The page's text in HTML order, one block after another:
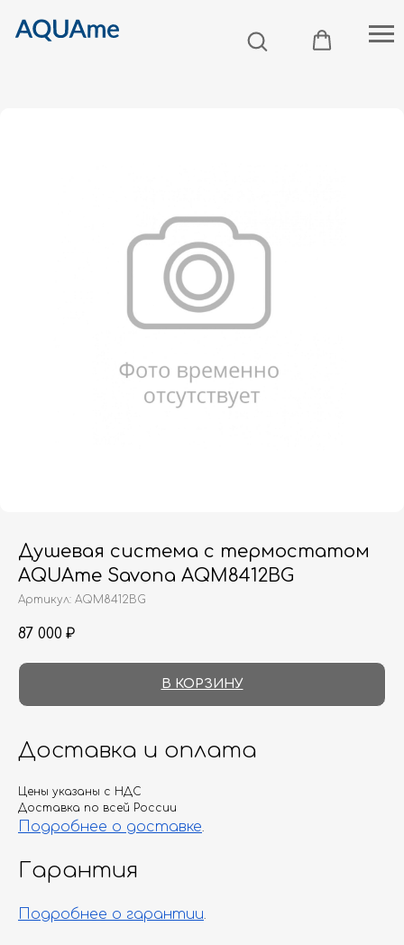
Душевая система с термостатом
AQUAme Savona AQM8412BG
Артикул: AQM8412BG
87 000 ₽
В КОРЗИНУ
Доставка и оплата
Цены указаны с НДС
Доставка по всей России
Подробнее о доставке.
Гарантия
Подробнее о гарантии.